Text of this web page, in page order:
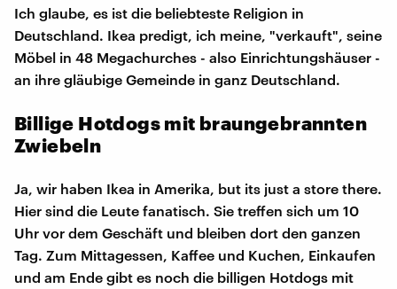
Ich glaube, es ist die beliebteste Religion in
Deutschland. Ikea predigt, ich meine, "verkauft", seine
Möbel in 48 Megachurches - also Einrichtungshäuser -
an ihre gläubige Gemeinde in ganz Deutschland.
Billige Hotdogs mit braungebrannten
Zwiebeln
Ja, wir haben Ikea in Amerika, but its just a store there.
Hier sind die Leute fanatisch. Sie treffen sich um 10
Uhr vor dem Geschäft und bleiben dort den ganzen
Tag. Zum Mittagessen, Kaffee und Kuchen, Einkaufen
und am Ende gibt es noch die billigen Hotdogs mit